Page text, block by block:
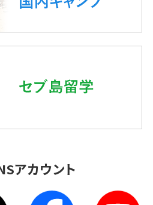
アカウント